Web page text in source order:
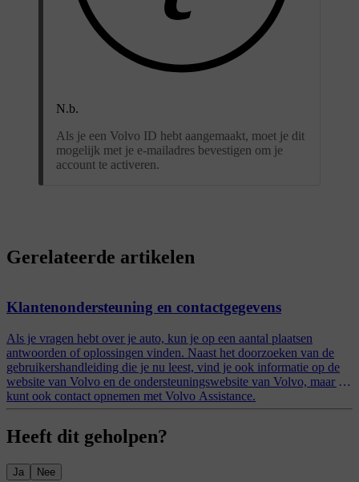
N.b.
Als je een Volvo ID hebt aangemaakt, moet je dit
mogelijk met je e-mailadres bevestigen om je
account te activeren.
Gerelateerde artikelen
Klantenondersteuning en contactgegevens
Als je vragen hebt over je auto, kun je op een aantal plaatsen
antwoorden of oplossingen vinden. Naast het doorzoeken van de
gebruikershandleiding die je nu leest, vind je ook informatie op de
website van Volvo en de ondersteuningswebsite van Volvo, maar je
kunt ook contact opnemen met Volvo Assistance.
Heeft dit geholpen?
Ja Nee